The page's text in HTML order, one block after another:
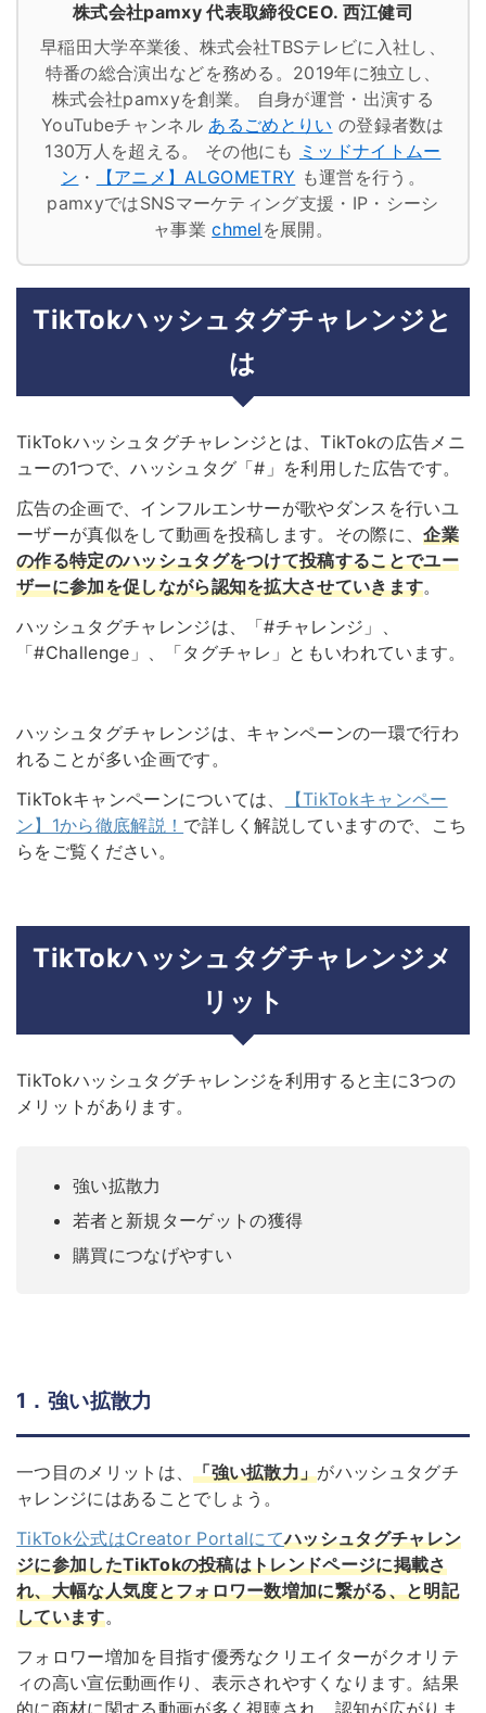
株式会社pamxy 代表取締役CEO. 西江健司
早稲田大学卒業後、株式会社TBSテレビに入社し、
特番の総合演出などを務める。2019年に独立し、
株式会社pamxyを創業。
自身が運営・出演する
YouTubeチャンネル あるごめとりい の登録者数は
130万人を超える。
その他にも ミッドナイトムー
ン ・ 【アニメ】ALGOMETRY も運営を行う。
pamxyではSNSマーケティング支援・IP・シーシ
ャ事業chmel を展開。
TikTokハッシュタグチャレンジと
は
TikTokハッシュタグチャレンジとは、TikTokの広告メニ
ューの1つで、ハッシュタグ「#」を利用した広告です。
広告の企画で、インフルエンサーが歌やダンスを行いユ
ーザーが真似をして動画を投稿します。その際に、企業
の作る特定のハッシュタグをつけて投稿することでユー
ザーに参加を促しながら認知を拡大させていきます。
ハッシュタグチャレンジは、「#チャレンジ」、
「#Challenge」、「タグチャレ」ともいわれています。
ハッシュタグチャレンジは、キャンペーンの一環で行わ
れることが多い企画です。
TikTokキャンペーンについては、
【TikTokキャンペー
ン】1から徹底解説！ で詳しく解説していますので、こち
らをご覧ください。
TikTokハッシュタグチャレンジメ
リット
TikTokハッシュタグチャレンジを利用すると主に3つの
メリットがあります。
強い拡散力
若者と新規ターゲットの獲得
購買につなげやすい
1．強い拡散力
一つ目のメリットは、「強い拡散力」がハッシュタグチ
ャレンジにはあることでしょう。
TikTok公式はCreator Portalにてハッシュタグチャレン
ジに参加したTikTokの投稿はトレンドページに掲載さ
れ、大幅な人気度とフォロワー数増加に繋がる、と明記
しています。
フォロワー増加を目指す優秀なクリエイターがクオリテ
ィの高い宣伝動画作り、表示されやすくなります。結果